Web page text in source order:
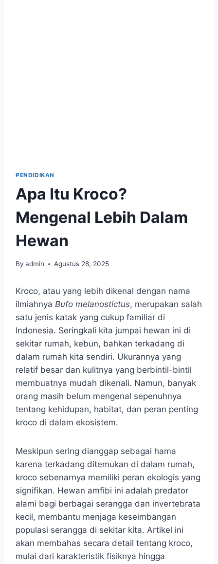
PENDIDIKAN
Apa Itu Kroco?
Mengenal Lebih Dalam
Hewan
By admin Agustus 28, 2025
Kroco, atau yang lebih dikenal dengan nama
ilmiahnya Bufo melanostictus, merupakan salah
satu jenis katak yang cukup familiar di
Indonesia. Seringkali kita jumpai hewan ini di
sekitar rumah, kebun, bahkan terkadang di
dalam rumah kita sendiri. Ukurannya yang
relatif besar dan kulitnya yang berbintil-bintil
membuatnya mudah dikenali. Namun, banyak
orang masih belum mengenal sepenuhnya
tentang kehidupan, habitat, dan peran penting
kroco di dalam ekosistem.
Meskipun sering dianggap sebagai hama
karena terkadang ditemukan di dalam rumah,
kroco sebenarnya memiliki peran ekologis yang
signifikan. Hewan amfibi ini adalah predator
alami bagi berbagai serangga dan invertebrata
kecil, membantu menjaga keseimbangan
populasi serangga di sekitar kita. Artikel ini
akan membahas secara detail tentang kroco,
mulai dari karakteristik fisiknya hingga